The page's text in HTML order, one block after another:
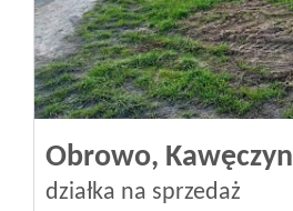
Obrowo, Kawęczyn
działka na sprzedaż